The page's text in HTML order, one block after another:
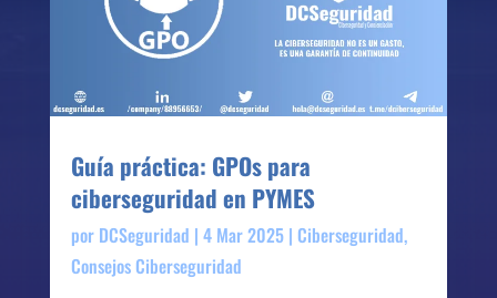
Guía práctica: GPOs para
ciberseguridad en PYMES
por DCSeguridad | 4 Mar 2025| Ciberseguridad,
Consejos Ciberseguridad